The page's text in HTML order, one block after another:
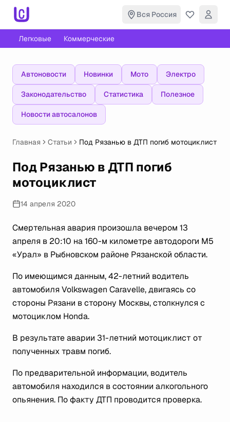
Вся Россия
Легковые Коммерческие
Автоновости Новинки Мото Электро
Законодательство Статистика Полезное
Новости автосалонов
Главная Статьи Под Рязанью в ДТП погиб мотоциклист
Под Рязанью в ДТП погиб
мотоциклист
14 апреля 2020
Смертельная авария произошла вечером 13
апреля в 20:10 на 160-м километре автодороги М5
«Урал» в Рыбновском районе Рязанской области.
По имеющимся данным, 42-летний водитель
автомобиля Volkswagen Caravelle, двигаясь со
стороны Рязани в сторону Москвы, столкнулся с
мотоциклом Honda.
В результате аварии 31-летний мотоциклист от
полученных травм погиб.
По предварительной информации, водитель
автомобиля находился в состоянии алкогольного
опьянения. По факту ДТП проводится проверка.